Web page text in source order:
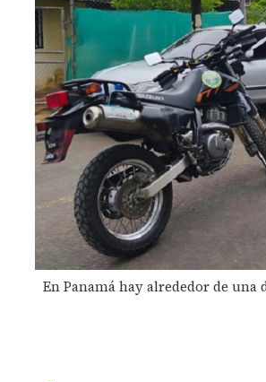
En Panamá hay alrededor de una